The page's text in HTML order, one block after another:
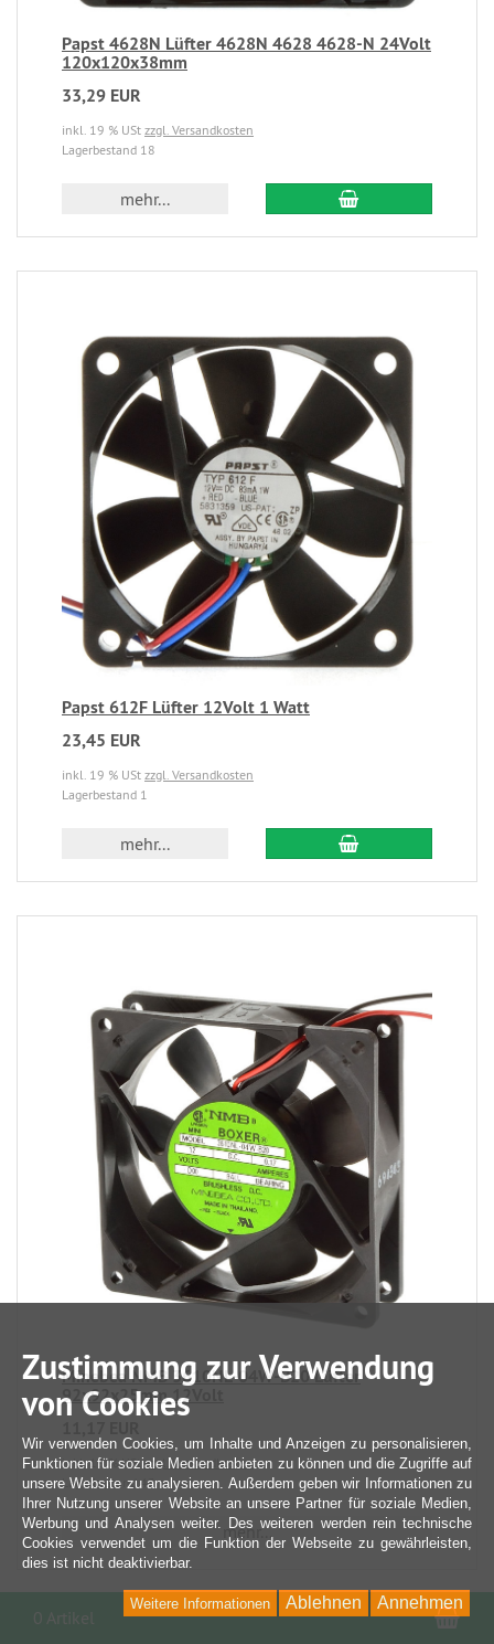
Papst 4628N Lüfter 4628N 4628 4628-N 24Volt
120x120x38mm
33,29 EUR
inkl. 19 % USt zzgl. Versandkosten
Lagerbestand 18
mehr...
Papst 612F Lüfter 12Volt 1 Watt
23,45 EUR
inkl. 19 % USt zzgl. Versandkosten
Lagerbestand 1
mehr...
Minebea NMB 3610NL-04W-B20 Lüfter
92x92x25mm 12Volt
inkl. 19 % UStzzgl. Versandkosten
Lagerbestand 43
mehr...
Zustimmung zur Verwendung
von Cookies
Wir verwenden Cookies, um Inhalte und Anzeigen zu personalisieren,
Funktionen für soziale Medien anbieten zu können und die Zugriffe auf
unsere Website zu analysieren. Außerdem geben wir Informationen zu
Ihrer Nutzung unserer Website an unsere Partner für soziale Medien,
Werbung und Analysen weiter. Des weiteren werden rein technische
Cookies verwendet um die Funktion der Webseite zu gewährleisten,
dies ist nicht deaktivierbar.
Annehmen
Ablehnen
Weitere Informationen